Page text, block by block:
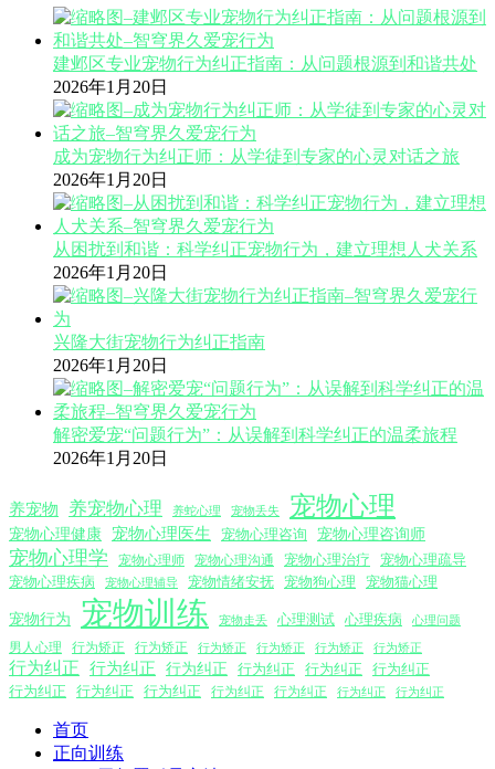
建邺区专业宠物行为纠正指南：从问题根源到和谐共处
2026年1月20日
成为宠物行为纠正师：从学徒到专家的心灵对话之旅
2026年1月20日
从困扰到和谐：科学纠正宠物行为，建立理想人犬关系
2026年1月20日
兴隆大街宠物行为纠正指南
2026年1月20日
解密爱宠“问题行为”：从误解到科学纠正的温柔旅程
2026年1月20日
养宠物 养宠物心理 养蛇心理 宠物丢失 宠物心理
宠物心理健康 宠物心理医生 宠物心理咨询 宠物心理咨询师
宠物心理学 宠物心理师 宠物心理沟通 宠物心理治疗
宠物心理疏导
宠物心理疾病
宠物心理辅导 宠物情绪安抚 宠物狗心理 宠物猫心理
宠物行为 宠物训练 宠物走丢 心理测试 心理疾病 心理问题
男人心理 行为矫正 行为矫正 行为矫正 行为矫正 行为矫正 行为矫正
行为纠正 行为纠正 行为纠正 行为纠正 行为纠正
行为纠正
行为纠正
行为纠正 行为纠正 行为纠正 行为纠正 行为纠正 行为纠正
首页
正向训练